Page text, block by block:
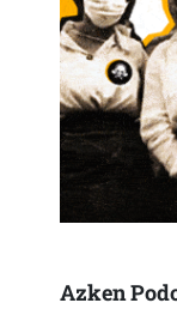
Azken